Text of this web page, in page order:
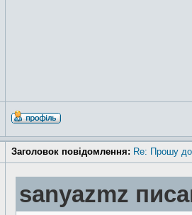
Заголовок повідомлення: Re: Прошу
sanyazmz